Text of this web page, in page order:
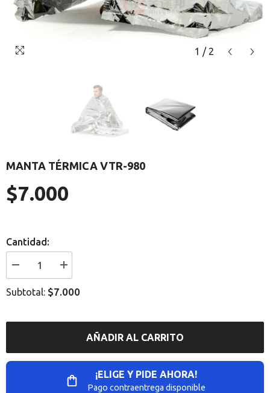
1 / 2
MANTA TÉRMICA VTR-980
Precio
regular
$7.000
Cantidad:
Error:
Missing
interpolation
for
de
I18n
Error:
Missing
interpolation
for
&quot;Aumentar
de
producto
}}&quot;
Subtotal: $7.000
AÑADIR AL CARRITO
¡ELIGE Y PIDE AHORA!
Pago contraentrega disponible